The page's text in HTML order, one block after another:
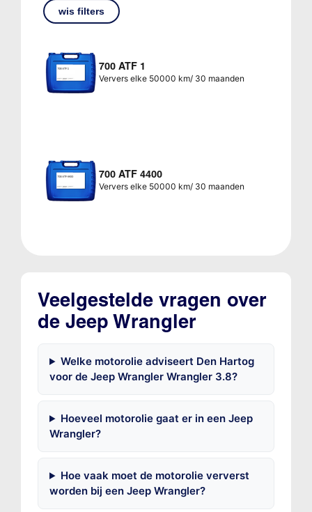
wis filters
700 ATF 1
Ververs elke 50000 km/ 30 maanden
700 ATF 4400
Ververs elke 50000 km/ 30 maanden
Veelgestelde vragen over
de Jeep Wrangler
Welke motorolie adviseert Den Hartog
voor de Jeep Wrangler Wrangler 3.8?
Hoeveel motorolie gaat er in een Jeep
Wrangler?
Hoe vaak moet de motorolie ververst
worden bij een Jeep Wrangler?